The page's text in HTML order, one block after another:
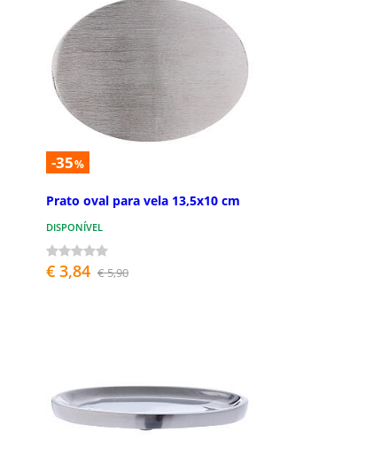
-35%
Prato oval para vela 13,5x10 cm
DISPONÍVEL
€ 3,84 € 5,90